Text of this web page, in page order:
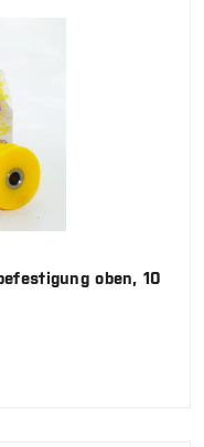
oben, 10